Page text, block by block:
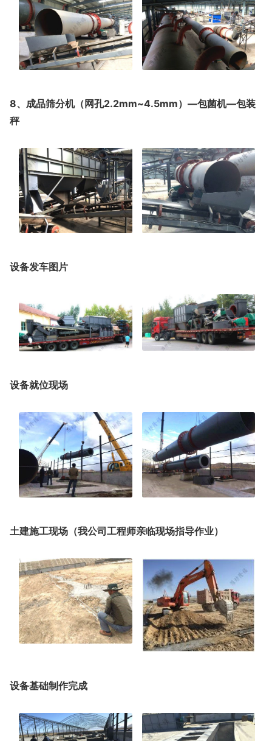
8、成品筛分机（网孔2.2mm~4.5mm）—包菌机—包装
秤
设备发车图片
设备就位现场
土建施工现场（我公司工程师亲临现场指导作业）
设备基础制作完成